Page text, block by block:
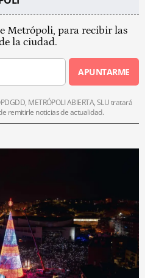
Metrópoli, para recibir las
la ciudad.
APUNTARME
METRÓPOLI ABIERTA, SLU tratará
remitirle noticias de actualidad.